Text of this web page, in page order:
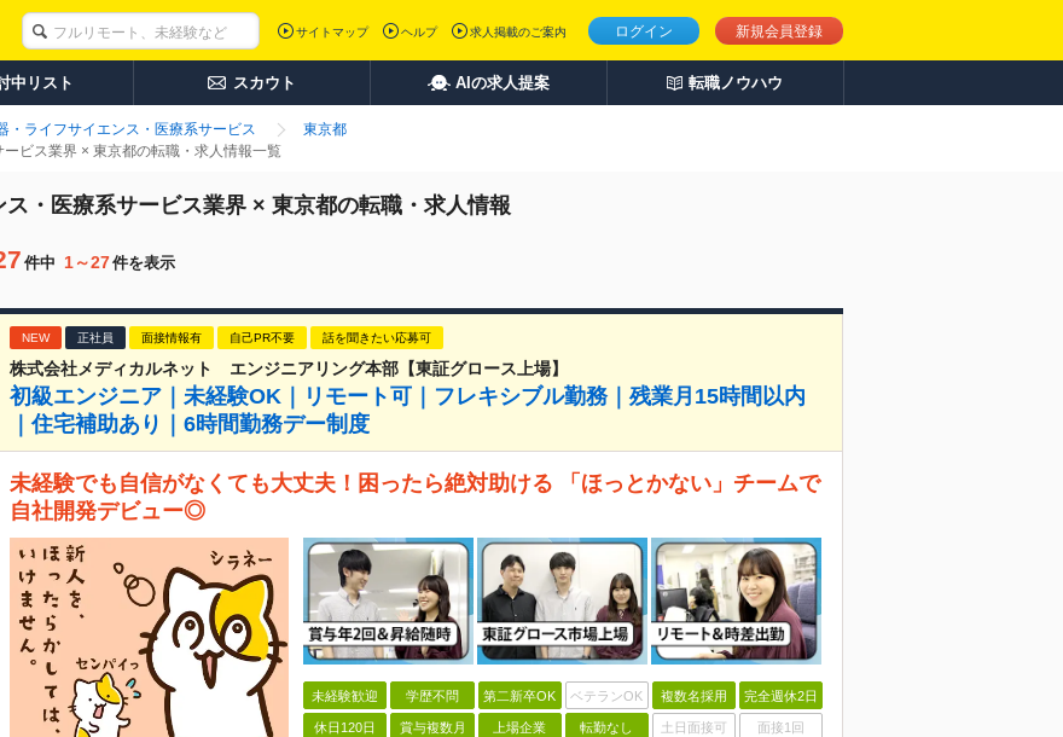
ログイン 新規会員登録
サイトマップ ヘルプ 求人掲載のご案内
中リスト スカウト AIの求人提案 転職ノウハウ
・ライフサイエンス・医療系サービス
東京都
ビス業界 × 東京都の転職・求人情報一覧
・医療系サービス業界 × 東京都の転職・求人情報
件中 1～27件を表示
NEW 正社員 面接情報有 自己PR不要 話を聞きたい応募可
株式会社メディカルネット エンジニアリング本部【東証グロース上場】
初級エンジニア｜未経験OK｜リモート可｜フレキシブル勤務｜残業月15時間以内
｜住宅補助あり｜6時間勤務デー制度
未経験でも自信がなくても大丈夫！困ったら絶対助ける 「ほっとかない」チームで
自社開発デビュー◎
未経験歓迎 学歴不問 第二新卒OK ベテランOK 複数名採用 完全週休2日
休日120日 賞与複数月 上場企業 転勤なし 土日面接可 面接1回